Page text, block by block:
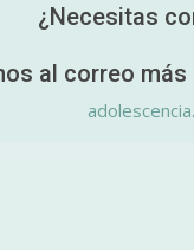
¿Necesitas
al correo